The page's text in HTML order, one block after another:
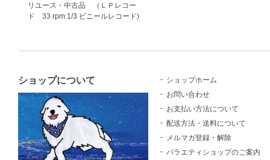
リユース・中古品 （ＬＰレコー
ド 33 rpm 1/3 ビニールレコード)
ショップについて
ショップホーム
お問い合わせ
お支払い方法について
配送方法・送料について
メルマガ登録・解除
バラエティショップのご案内